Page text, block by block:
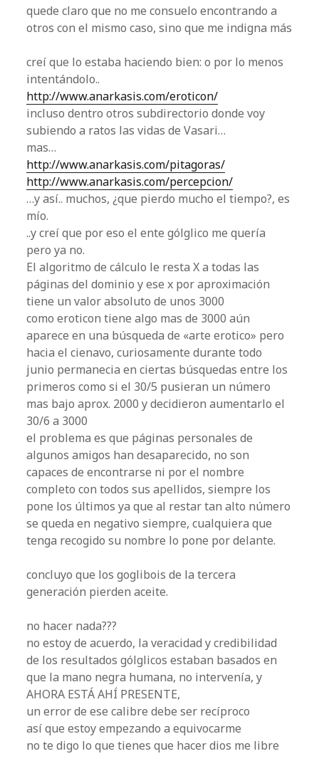
quede claro que no me consuelo encontrando a
otros con el mismo caso, sino que me indigna más
creí que lo estaba haciendo bien: o por lo menos
intentándolo..
http://www.anarkasis.com/eroticon/
incluso dentro otros subdirectorio donde voy
subiendo a ratos las vidas de Vasari…
mas…
http://www.anarkasis.com/pitagoras/
http://www.anarkasis.com/percepcion/
…y así.. muchos, ¿que pierdo mucho el tiempo?, es
mío.
..y creí que por eso el ente gólglico me quería
pero ya no.
El algoritmo de cálculo le resta X a todas las
páginas del dominio y ese x por aproximación
tiene un valor absoluto de unos 3000
como eroticon tiene algo mas de 3000 aún
aparece en una búsqueda de «arte erotico» pero
hacia el cienavo, curiosamente durante todo
junio permanecia en ciertas búsquedas entre los
primeros como si el 30/5 pusieran un número
mas bajo aprox. 2000 y decidieron aumentarlo el
30/6 a 3000
el problema es que páginas personales de
algunos amigos han desaparecido, no son
capaces de encontrarse ni por el nombre
completo con todos sus apellidos, siempre los
pone los últimos ya que al restar tan alto número
se queda en negativo siempre, cualquiera que
tenga recogido su nombre lo pone por delante.
concluyo que los goglibois de la tercera
generación pierden aceite.
no hacer nada???
no estoy de acuerdo, la veracidad y credibilidad
de los resultados gólglicos estaban basados en
que la mano negra humana, no intervenía, y
AHORA ESTÁ AHÍ PRESENTE,
un error de ese calibre debe ser recíproco
así que estoy empezando a equivocarme
no te digo lo que tienes que hacer dios me libre